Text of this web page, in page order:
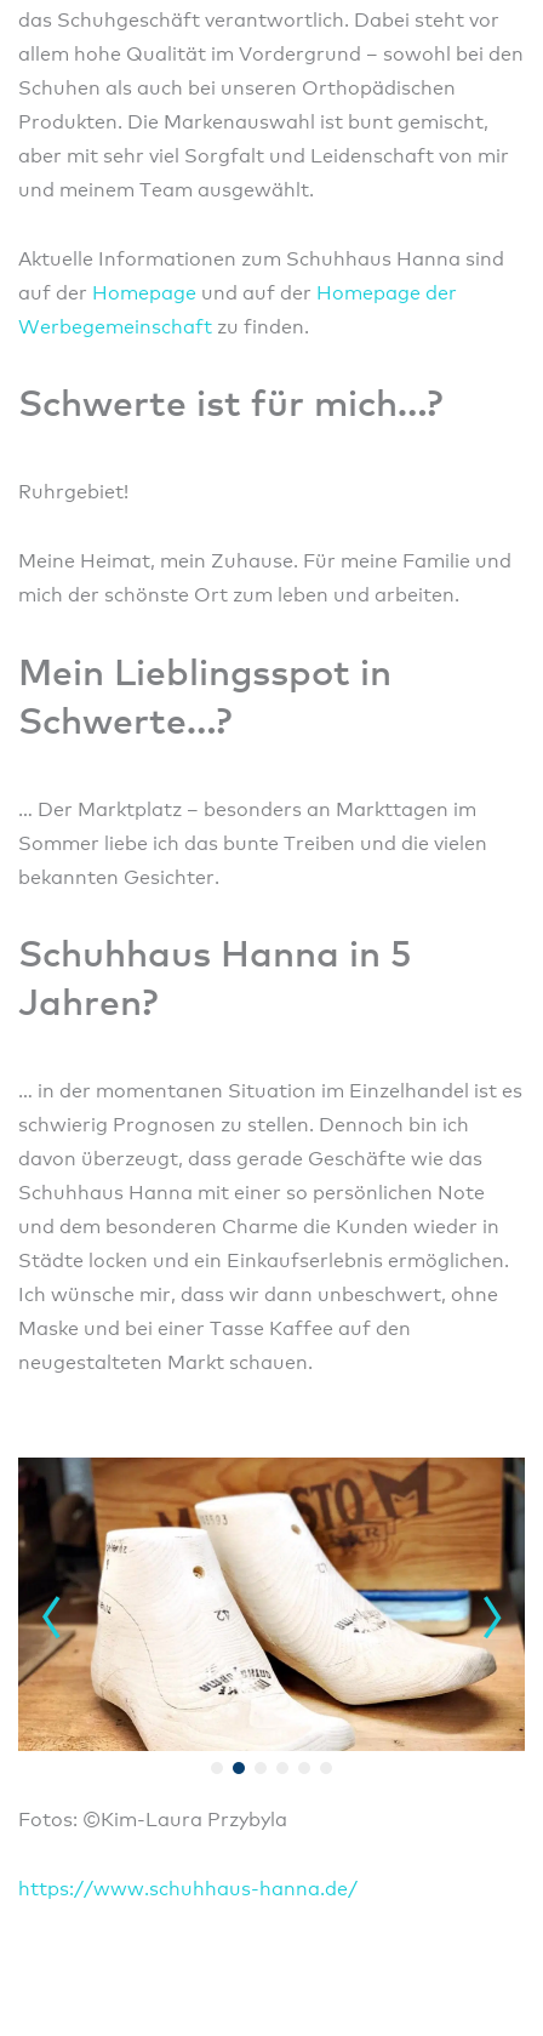
das Schuhgeschäft verantwortlich. Dabei steht vor
allem hohe Qualität im Vordergrund – sowohl bei den
Schuhen als auch bei unseren Orthopädischen
Produkten. Die Markenauswahl ist bunt gemischt,
aber mit sehr viel Sorgfalt und Leidenschaft von mir
und meinem Team ausgewählt.
Aktuelle Informationen zum Schuhhaus Hanna sind
auf der Homepage und auf der Homepage der
Werbegemeinschaft zu finden.
Schwerte ist für mich…?
Ruhrgebiet!
Meine Heimat, mein Zuhause. Für meine Familie und
mich der schönste Ort zum leben und arbeiten.
Mein Lieblingsspot in
Schwerte…?
… Der Marktplatz – besonders an Markttagen im
Sommer liebe ich das bunte Treiben und die vielen
bekannten Gesichter.
Schuhhaus Hanna in 5
Jahren?
… in der momentanen Situation im Einzelhandel ist es
schwierig Prognosen zu stellen. Dennoch bin ich
davon überzeugt, dass gerade Geschäfte wie das
Schuhhaus Hanna mit einer so persönlichen Note
und dem besonderen Charme die Kunden wieder in
Städte locken und ein Einkaufserlebnis ermöglichen.
Ich wünsche mir, dass wir dann unbeschwert, ohne
Maske und bei einer Tasse Kaffee auf den
neugestalteten Markt schauen.
Fotos: ©Kim-Laura Przybyla
https://www.schuhhaus-hanna.de/